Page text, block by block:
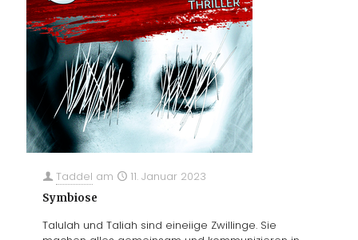
Taddel am 11. Januar 2023
Symbiose
Talulah und Taliah sind eineiige Zwillinge. Sie